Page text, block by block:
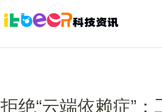
拒绝“云端依赖症”